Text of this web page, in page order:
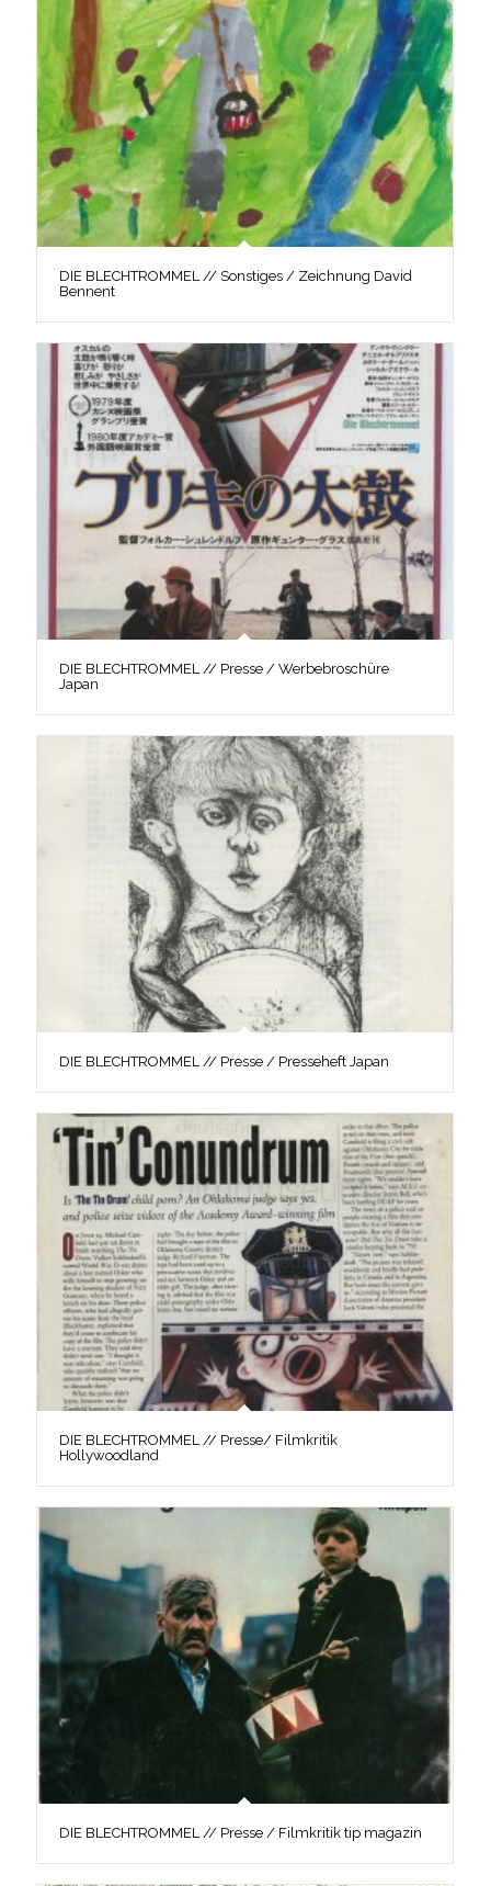
DIE BLECHTROMMEL // Sonstiges / Zeichnung David
Bennent
DIE BLECHTROMMEL // Presse / Werbebroschüre
Japan
DIE BLECHTROMMEL // Presse / Presseheft Japan
DIE BLECHTROMMEL // Presse/ Filmkritik
Hollywoodland
DIE BLECHTROMMEL // Presse / Filmkritik tip magazin